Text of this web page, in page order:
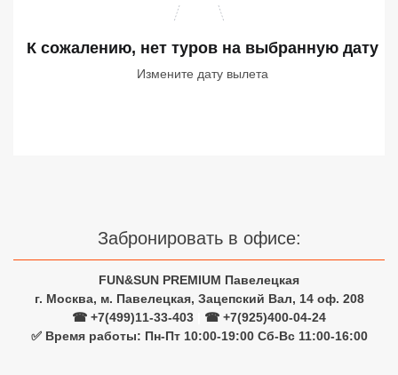
К сожалению, нет туров на выбранную дату
Измените дату вылета
Забронировать в офисе:
FUN&SUN PREMIUM Павелецкая
г. Москва, м. Павелецкая, Зацепский Вал, 14 оф. 208
☎ +7(499)11-33-403
☎ +7(925)400-04-24
✅ Время работы: Пн-Пт 10:00-19:00 Сб-Вс 11:00-16:00
Сетевые отели Египта
Сетевые отели Вьетнама
Сетевые отели Мальдив
Сетевые отели Бали